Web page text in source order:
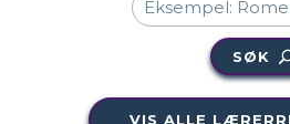
SØK
VIS ALLE